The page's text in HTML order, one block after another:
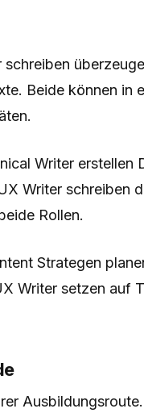
schreiben
Beide können in
Writer erstellen
Writer schreiben
Rollen.
Strategen
Writer setzen auf